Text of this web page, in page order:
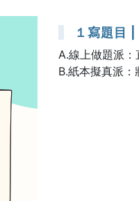
１寫題目
A.線上做題派：
B.紙本擬真派